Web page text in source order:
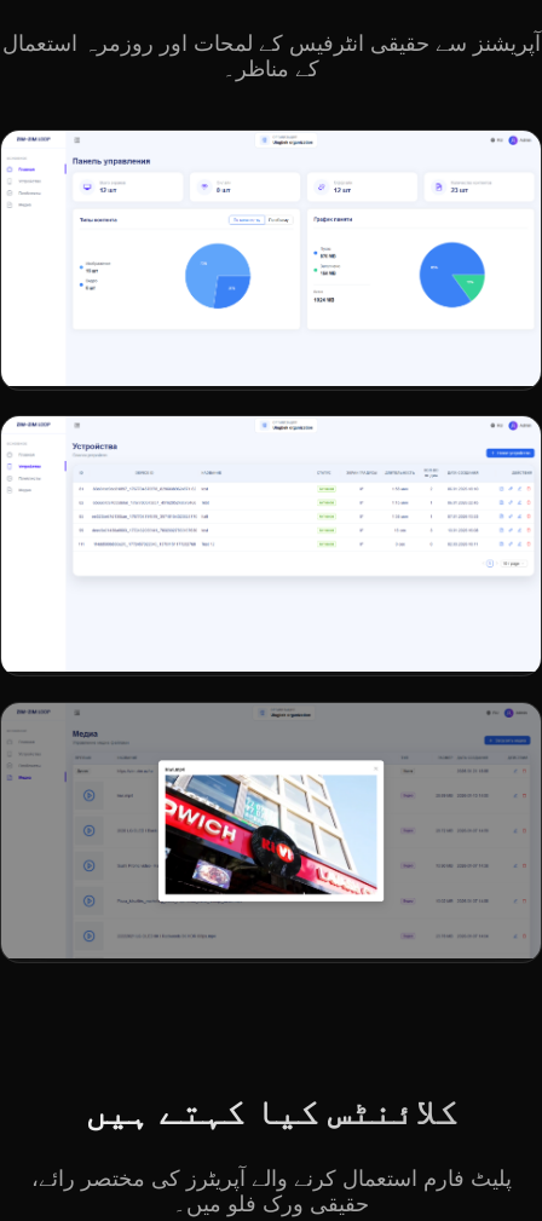
آپریشنز سے حقیقی انٹرفیس کے لمحات اور روزمرہ استعمال
کے مناظر۔
کلائنٹس کیا کہتے ہیں
پلیٹ فارم استعمال کرنے والے آپریٹرز کی مختصر رائے،
حقیقی ورک فلو میں۔